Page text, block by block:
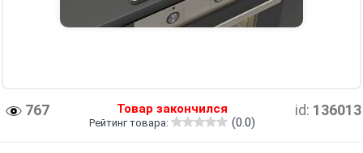
767 id: 136013
Товар закончился
Рейтинг товара: (0.0)